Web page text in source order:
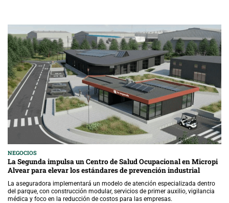
NEGOCIOS
La Segunda impulsa un Centro de Salud Ocupacional en Micropi
Alvear para elevar los estándares de prevención industrial
La aseguradora implementará un modelo de atención especializada dentro
del parque, con construcción modular, servicios de primer auxilio, vigilancia
médica y foco en la reducción de costos para las empresas.